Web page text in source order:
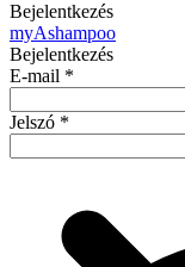
Bejelentkezés
myAshampoo
Bejelentkezés
E-mail *
Jelszó *